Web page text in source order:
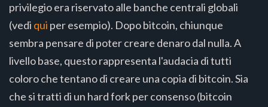
privilegio era riservato alle banche centrali globali
(vedi qui per esempio). Dopo bitcoin, chiunque
sembra pensare di poter creare denaro dal nulla. A
livello base, questo rappresenta l'audacia di tutti
coloro che tentano di creare una copia di bitcoin. Sia
che si tratti di un hard fork per consenso (bitcoin